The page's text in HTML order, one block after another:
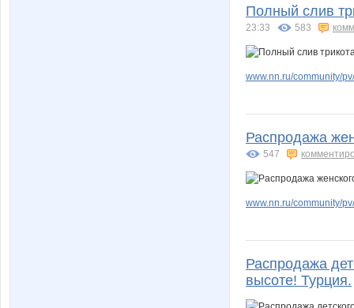
Полный слив
23:33 583
www.nn.ru/community/
Распродажа
547
www.nn.ru/community/
Распродажа
высоте! Турция.